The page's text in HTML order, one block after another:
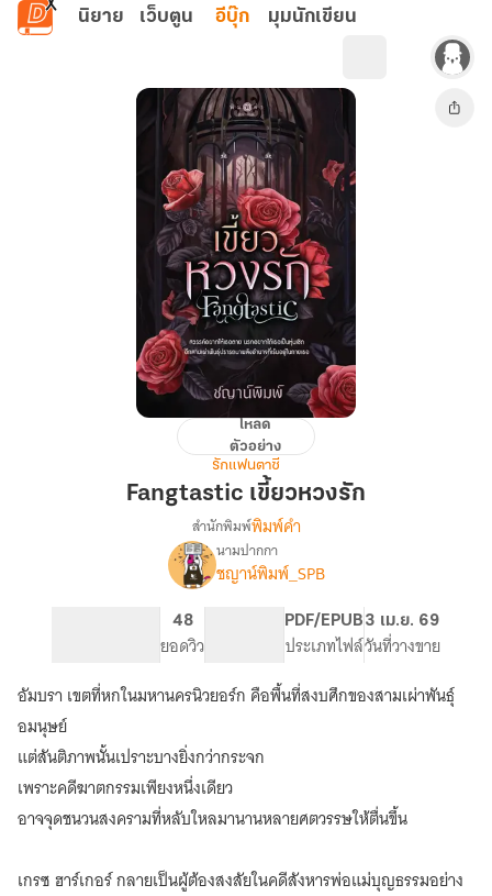
ข้ามไปยังเนื้อหาหลัก
นิยาย เว็บตูน อีบุ๊ก มุมนักเขียน
Fangtastic
หวง
โหลด
ตัวอย่าง
รักแฟนตาซี
Fangtastic เขี้ยวหวงรัก
เรื่องFangtastic
เขี้ยว
สำนักพิมพ์พิมพ์คำ
นามปากกา
ชญาน์พิมพ์_SPB
48
ยอดวิว
PDF/EPUB
ประเภทไฟล์
3 เม.ย. 69
วันที่วางขาย
อัมบรา เขตที่หกในมหานครนิวยอร์ก คือพื้นที่สงบศึกของสามเผ่าพันธุ์
อมนุษย์
แต่สันติภาพนั้นเปราะบางยิ่งกว่ากระจก
เพราะคดีฆาตกรรมเพียงหนึ่งเดียว
อาจจุดชนวนสงครามที่หลับใหลมานานหลายศตวรรษให้ตื่นขึ้น
เกรซ ฮาร์เกอร์ กลายเป็นผู้ต้องสงสัยในคดีสังหารพ่อแม่บุญธรรมอย่าง